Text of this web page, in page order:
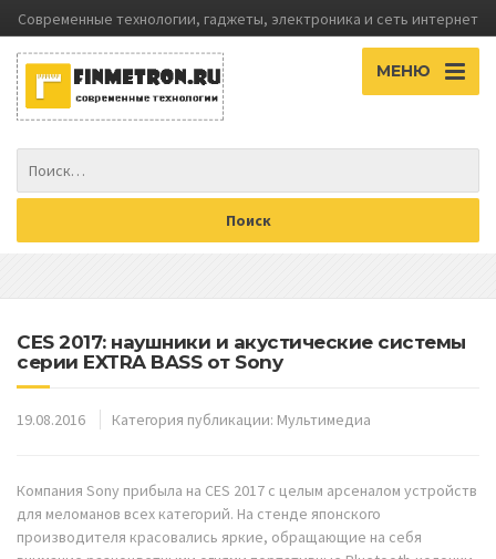
Современные технологии, гаджеты, электроника и сеть интернет
МЕНЮ
CES 2017: наушники и акустические системы
серии EXTRA BASS от Sony
19.08.2016 Категория публикации: Мультимедиа
Компания Sony прибыла на CES 2017 с целым арсеналом устройств
для меломанов всех категорий. На стенде японского
производителя красовались яркие, обращающие на себя